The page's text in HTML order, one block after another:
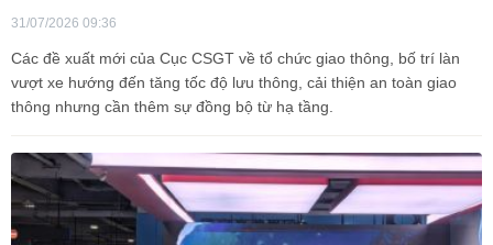
31/07/2026 09:36
Các đề xuất mới của Cục CSGT về tổ chức giao thông, bố trí làn
vượt xe hướng đến tăng tốc độ lưu thông, cải thiện an toàn giao
thông nhưng cần thêm sự đồng bộ từ hạ tầng.